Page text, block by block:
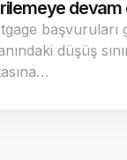
başvuruları
düşüş